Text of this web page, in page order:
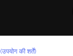
(उपयोग की शर्तें)